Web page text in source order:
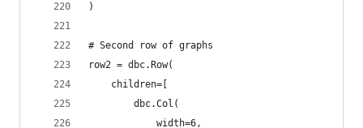
)
# Second row of graphs
row2 = dbc.Row(
    children=[
        dbc.Col(
            width=6,